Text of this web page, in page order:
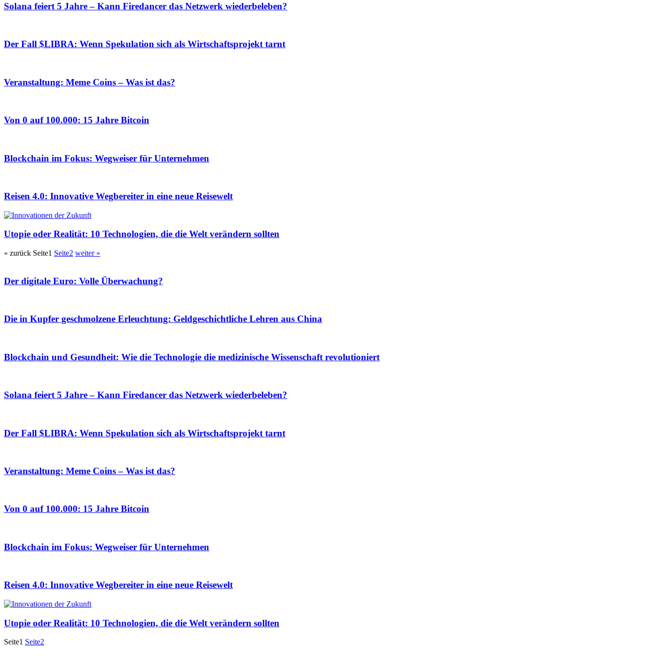
Solana feiert 5 Jahre – Kann Firedancer das Netzwerk wiederbeleben?
Der Fall $LIBRA: Wenn Spekulation sich als Wirtschaftsprojekt tarnt
Veranstaltung: Meme Coins – Was ist das?
Von 0 auf 100.000: 15 Jahre Bitcoin
Blockchain im Fokus: Wegweiser für Unternehmen
Reisen 4.0: Innovative Wegbereiter in eine neue Reisewelt
Utopie oder Realität: 10 Technologien, die die Welt verändern sollten
« zurück Seite1 Seite2 weiter »
Der digitale Euro: Volle Überwachung?
Die in Kupfer geschmolzene Erleuchtung: Geldgeschichtliche Lehren aus China
Blockchain und Gesundheit: Wie die Technologie die medizinische Wissenschaft revolutioniert
Solana feiert 5 Jahre – Kann Firedancer das Netzwerk wiederbeleben?
Der Fall $LIBRA: Wenn Spekulation sich als Wirtschaftsprojekt tarnt
Veranstaltung: Meme Coins – Was ist das?
Von 0 auf 100.000: 15 Jahre Bitcoin
Blockchain im Fokus: Wegweiser für Unternehmen
Reisen 4.0: Innovative Wegbereiter in eine neue Reisewelt
Utopie oder Realität: 10 Technologien, die die Welt verändern sollten
Seite1 Seite2